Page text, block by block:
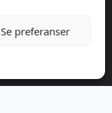
Se preferanser